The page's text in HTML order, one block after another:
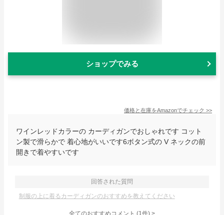
ショップでみる
価格と在庫をAmazonでチェック >>
ワインレッドカラーの カーディガンでおしゃれです コット
ン製で滑らかで 着心地がいいです6ボタン式の V ネックの前
開きで着やすいです
回答された質問
制服の上に着るカーディガンのおすすめを教えてください
全てのおすすめコメント (1件) >